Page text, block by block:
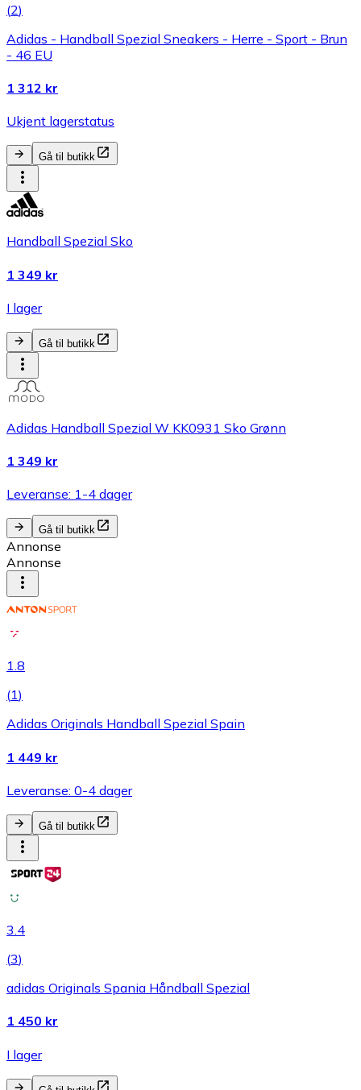
(2)
Adidas - Handball Spezial Sneakers - Herre - Sport - Brun
- 46 EU
1 312 kr
Ukjent lagerstatus
Gå til butikk
Handball Spezial Sko
1 349 kr
I lager
Gå til butikk
Adidas Handball Spezial W KK0931 Sko Grønn
1 349 kr
Leveranse: 1-4 dager
Gå til butikk
Annonse
Annonse
1.8
(1)
Adidas Originals Handball Spezial Spain
1 449 kr
Leveranse: 0-4 dager
Gå til butikk
3.4
(3)
adidas Originals Spania Håndball Spezial
1 450 kr
I lager